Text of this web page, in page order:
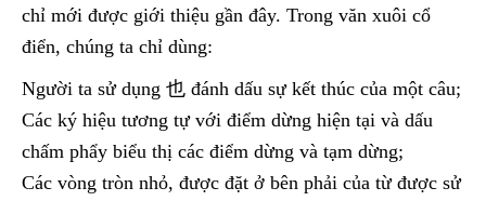
chỉ mới được giới thiệu gần đây. Trong văn xuôi cổ
điển, chúng ta chỉ dùng:
Người ta sử dụng 也 đánh dấu sự kết thúc của một câu;
Các ký hiệu tương tự với điểm dừng hiện tại và dấu
chấm phẩy biểu thị các điểm dừng và tạm dừng;
Các vòng tròn nhỏ, được đặt ở bên phải của từ được sử